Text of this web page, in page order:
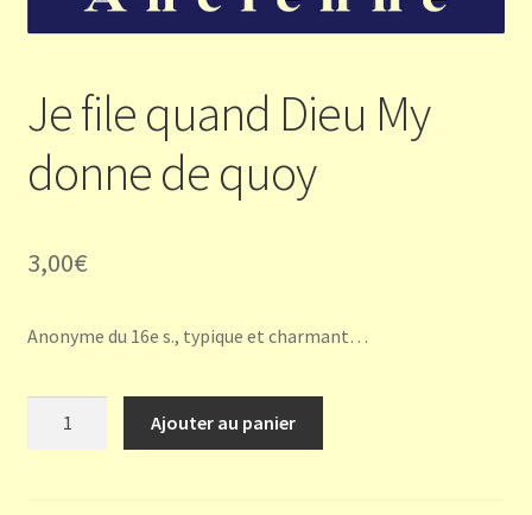
Je file quand Dieu My
donne de quoy
3,00€
Anonyme du 16e s., typique et charmant…
Ajouter au panier